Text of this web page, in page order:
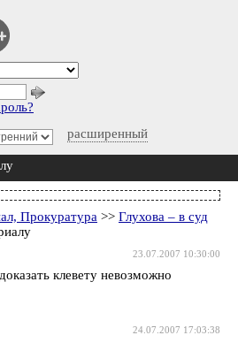
расширенный
Прокуратура >> Глухова – в суд
23.07.2007 10:30:00
клевету невозможно
24.07.2007 17:03:38